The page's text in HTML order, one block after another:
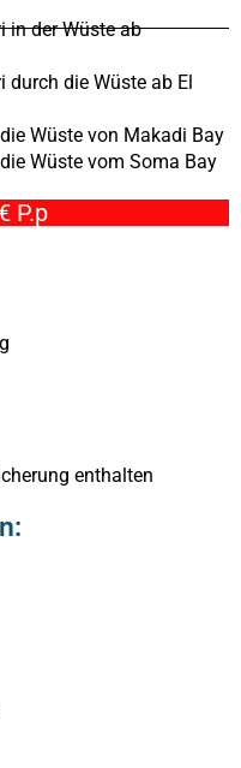
in der Wüste ab
durch die Wüste ab El
Wüste von Makadi Bay
Wüste vom Soma Bay
P.p
enthalten